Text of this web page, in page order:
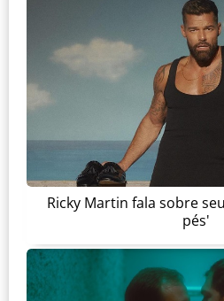
Ricky Martin fala sobre
pés'